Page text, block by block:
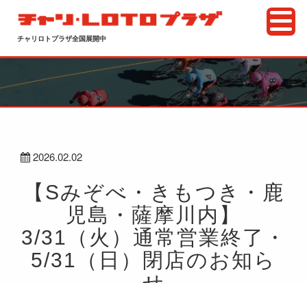
チャリロトプラザ全国展開中
2026.02.02
【Sみぞべ・きもつき・鹿
児島・薩摩川内】
3/31（火）通常営業終了・
5/31（日）閉店のお知ら